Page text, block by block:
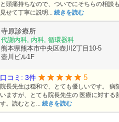
と頭痛持ちなので、ついでにそちらの相談
見せて丁寧に説明... 続きを読む
寺原診療所
代謝内科, 内科, 循環器科
熊本県熊本市中央区壺川2丁目10-5
壺川ビル1F
口コミ: 3件 5
院長先生は穏和で、とても優しいです。 病
いますが、とても院長先生の 医療に対する
す。読むとと... 続きを読む